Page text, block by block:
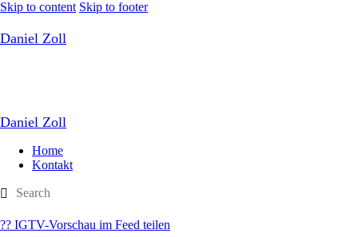
Skip to content Skip to footer
Daniel Zoll
Daniel Zoll
Home
Kontakt
?? IGTV-Vorschau im Feed teilen